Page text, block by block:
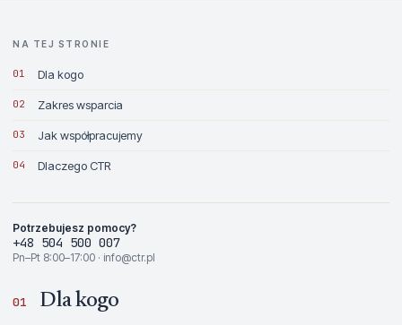
NA TEJ STRONIE
01 Dla kogo
02 Zakres wsparcia
03 Jak współpracujemy
04 Dlaczego CTR
Potrzebujesz pomocy?
+48 504 500 007
Pn–Pt 8:00–17:00 · info@ctr.pl
01 Dla kogo